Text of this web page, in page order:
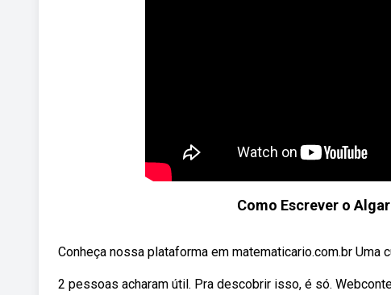
Como Escrever o
Conheça nossa plataforma em matematicario.com.br Uma
2 pessoas acharam útil. Pra descobrir isso, é só.